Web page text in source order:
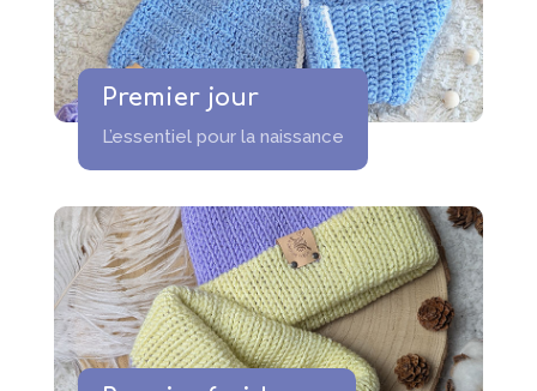
Premier jour
L’essentiel pour la naissance